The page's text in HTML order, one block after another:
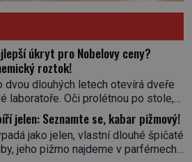
úkryt pro Nobelovy ceny?
roztok!
dvou dlouhých letech otevírá dveře
laboratoře. Oči prolétnou po stole,
pak ulpěly na regálu, kde se nachází
látky. Hledá žluto-oranžovou
jakmile ji zahlédne, nesmírně
mu uleví. Teď může svůj plán
jelen: Seznamte se, kabar pižmový!
jako jelen, vlastní dlouhé špičaté
jeho pižmo najdeme v parfémech